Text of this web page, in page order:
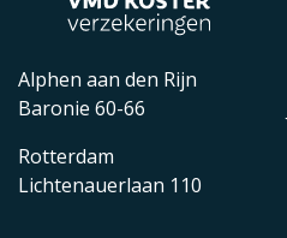
Alphen aan den Rijn
Baronie 60-66
Rotterdam
Lichtenauerlaan 110